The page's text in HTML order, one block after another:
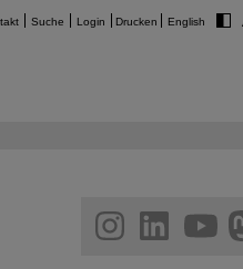
Suche Login Drucken English
facebook